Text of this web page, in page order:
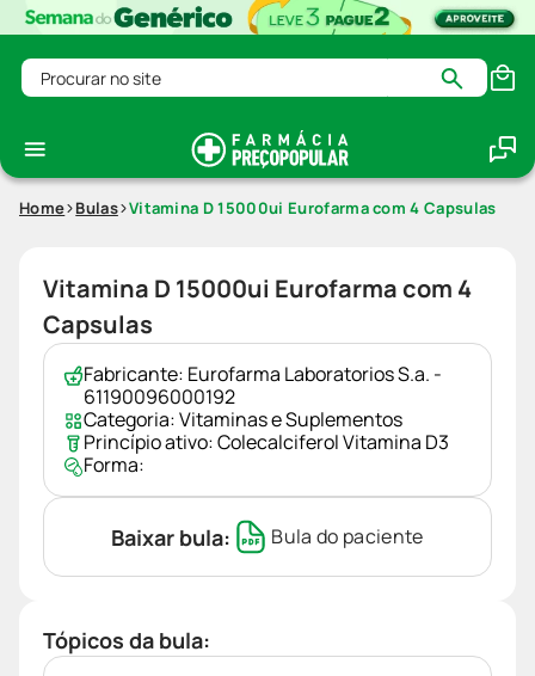
Procurar no site
Home Bulas Vitamina D 15000ui Eurofarma com 4 Capsulas
Vitamina D 15000ui Eurofarma com 4
Capsulas
Fabricante: Eurofarma Laboratorios S.a. -
61190096000192
Categoria:Vitaminas e Suplementos
Princípio ativo:Colecalciferol Vitamina D3
Forma:
Baixar bula: Bula do paciente
Tópicos da bula: